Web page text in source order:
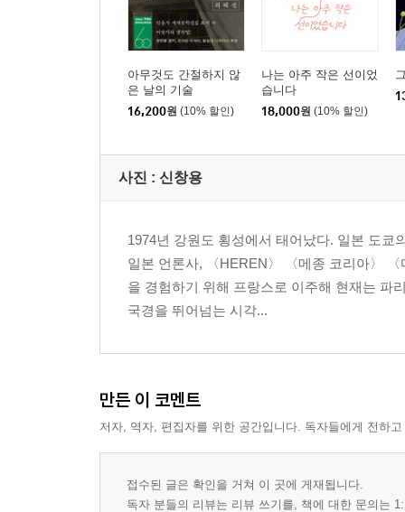
아무것도 간절하지 않
은 날의 기술
16,200원 (10% 할인)
나는 아주 작은 선이었
습니다
18,000원 (10% 할인)
사진 : 신창용
1974년 강원도 횡성에서 태어났다. 일본 도
일본 언론사, 〈HEREN〉 〈메종 코리아〉
을 경험하기 위해 프랑스로 이주해 현재는 파
국경을 뛰어넘는 시각...
만든 이 코멘트
저자, 역자, 편집자를 위한 공간입니다. 독자들에게 전하
접수된 글은 확인을 거쳐 이 곳에 게재됩니다.
독자 분들의 리뷰는 리뷰 쓰기를, 책에 대한 문의는